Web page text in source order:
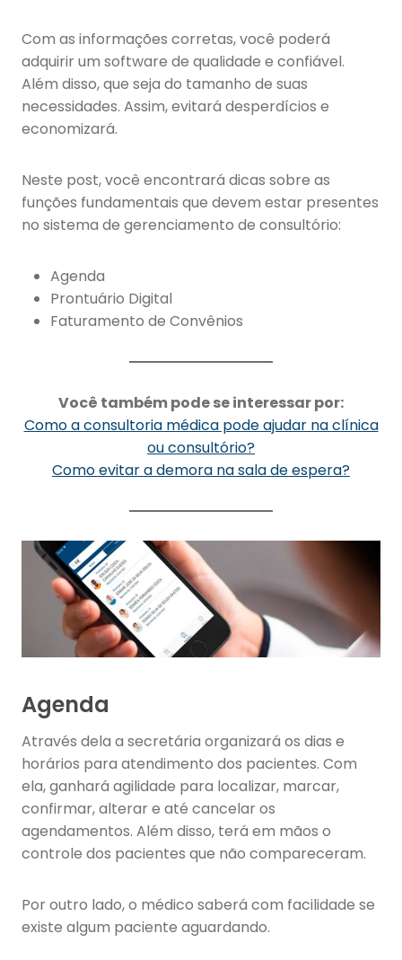
Com as informações corretas, você poderá
adquirir um software de qualidade e confiável.
Além disso, que seja do tamanho de suas
necessidades. Assim, evitará desperdícios e
economizará.
Neste post, você encontrará dicas sobre as
funções fundamentais que devem estar presentes
no sistema de gerenciamento de consultório:
Agenda
Prontuário Digital
Faturamento de Convênios
Você também pode se interessar por:
Como a consultoria médica pode ajudar na clínica
ou consultório?
Como evitar a demora na sala de espera?
Agenda
Através dela a secretária organizará os dias e
horários para atendimento dos pacientes. Com
ela, ganhará agilidade para localizar, marcar,
confirmar, alterar e até cancelar os
agendamentos. Além disso, terá em mãos o
controle dos pacientes que não compareceram.
Por outro lado, o médico saberá com facilidade se
existe algum paciente aguardando.